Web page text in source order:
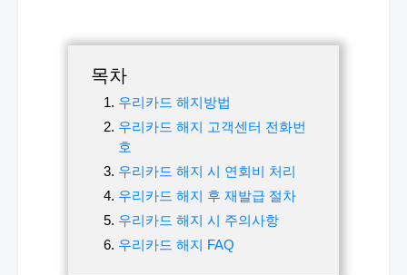
목차
우리카드 해지방법
우리카드 해지 고객센터 전화번
호
우리카드 해지 시 연회비 처리
우리카드 해지 후 재발급 절차
우리카드 해지 시 주의사항
우리카드 해지 FAQ